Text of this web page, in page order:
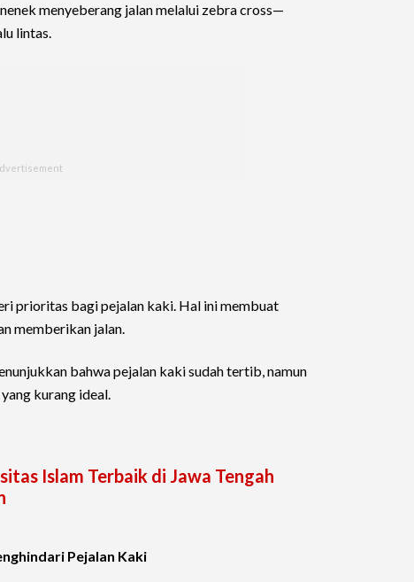
menyeberang jalan melalui zebra cross—
lintas.
prioritas bagi pejalan kaki. Hal ini membuat
memberikan jalan.
bahwa pejalan kaki sudah tertib, namun
kurang ideal.
Islam Terbaik di Jawa Tengah
Pejalan Kaki